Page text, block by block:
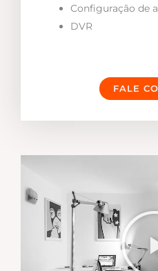
Configuração de
DVR
FALE